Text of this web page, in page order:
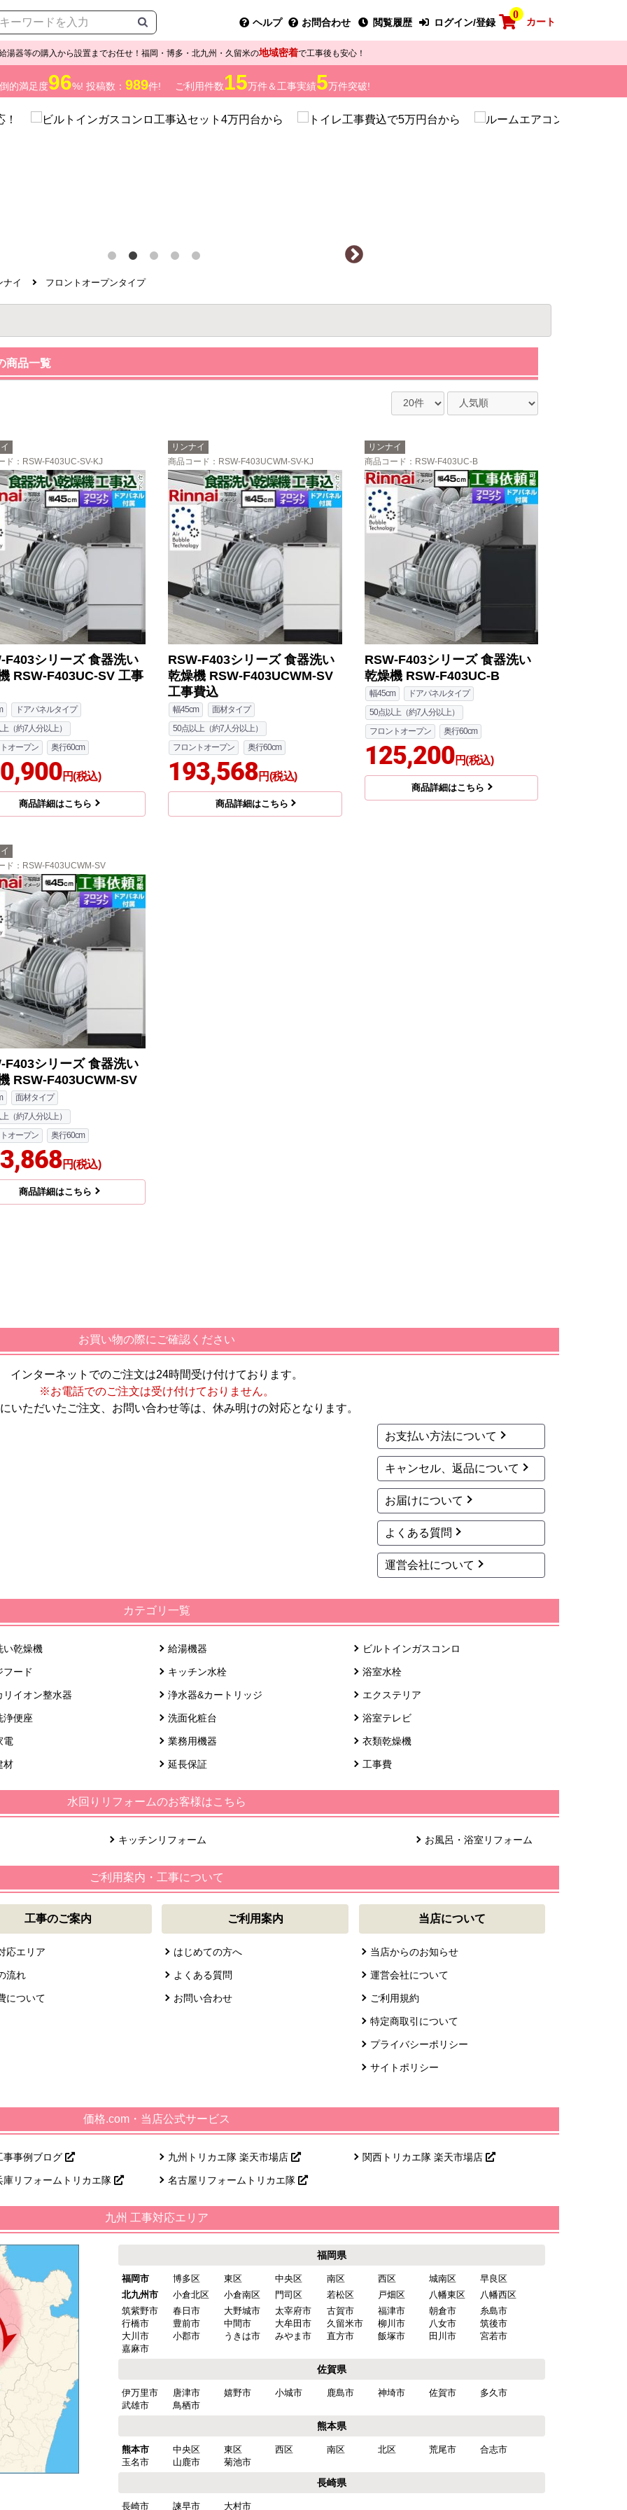
ヘルプ お問合わせ 閲覧履歴 ログイン/登録
0
カート
湯器等の購入から設置までお任せ！福岡・博多・北九州・久留米の地域密着で工事後も安心！
的満足度96%! 投稿数： 989件! ご利用件数15万件＆工事実績5万件突破!
ナイ フロントオープンタイプ
商品一覧
ド ：RSW-F403UC-SV-KJ
F403シリーズ 食器洗い
RSW-F403UC-SV 工事
ドアパネルタイプ
（約7人分以上）
オープン
奥行60cm
円(税込)
商品詳細はこちら
リンナイ
商品コード ：RSW-F403UCWM-SV-KJ
RSW-F403シリーズ 食器洗い
乾燥機 RSW-F403UCWM-SV
工事費込
幅45cm
面材タイプ
50点以上（約7人分以上）
フロントオープン
奥行60cm
193,568円(税込)
商品詳細はこちら
リンナイ
商品コード ：RSW-F403UC-B
RSW-F403シリーズ 食器洗い
乾燥機 RSW-F403UC-B
幅45cm
ドアパネルタイプ
50点以上（約7人分以上）
フロントオープン
奥行60cm
125,200円(税込)
商品詳細はこちら
ド ：RSW-F403UCWM-SV
F403シリーズ 食器洗い
RSW-F403UCWM-SV
面材タイプ
（約7人分以上）
オープン
奥行60cm
円(税込)
商品詳細はこちら
お買い物の際にご確認ください
インターネットでのご注文は24時間受け付けております。
※お電話でのご注文は受け付けておりません。
いただいたご注文、お問い合わせ等は、休み明けの対応となります。
お支払い方法について
キャンセル、返品について
お届けについて
よくある質問
運営会社について
カテゴリ一覧
い乾燥機 給湯機器 ビルトインガスコンロ
フード キッチン水栓 浴室水栓
リイオン整水器 浄水器&カートリッジ エクステリア
浄便座 洗面化粧台 浴室テレビ
電 業務用機器 衣類乾燥機
材 延長保証 工事費
水回りリフォームのお客様はこちら
キッチンリフォーム お風呂・浴室リフォーム
ご利用案内・工事について
工事のご案内
応エリア
流れ
について
ご利用案内
はじめての方へ
よくある質問
お問い合わせ
当店について
当店からのお知らせ
運営会社について
ご利用規約
特定商取引について
プライバシーポリシー
サイトポリシー
価格.com・当店公式サービス
事事例ブログ 九州トリカエ隊 楽天市場店 関西トリカエ隊 楽天市場店
庫リフォームトリカエ隊 名古屋リフォームトリカエ隊
九州 工事対応エリア
福岡県
福岡市 博多区 東区 中央区 南区 西区 城南区
早良区
北九州市
小倉北区 小倉南区 門司区 若松区 戸畑区 八幡東区
八幡西区
筑紫野市
春日市 大野城市 太宰府市 古賀市 福津市 朝倉市
糸島市
行橋市
豊前市 中間市 大牟田市 久留米市 柳川市 八女市
筑後市
大川市
小郡市 うきは市 みやま市 直方市 飯塚市 田川市
宮若市
嘉麻市
佐賀県
伊万里市 唐津市 嬉野市 小城市 鹿島市 神埼市 佐賀市
多久市
武雄市
鳥栖市
熊本県
熊本市 中央区 東区 西区 南区 北区 荒尾市
合志市
玉名市
山鹿市 菊池市
長崎県
長崎市 諫早市 大村市